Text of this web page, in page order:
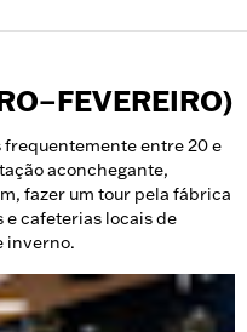
entre 20 e
aconchegante,
fazer um tour pela fábrica
cafeterias locais de
inverno.